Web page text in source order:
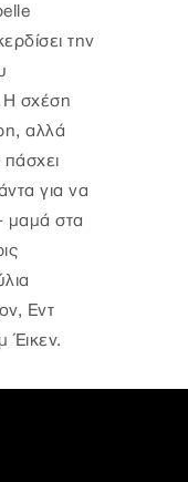
την
Η σχέση
αλλά
για να
μαμά στα
Εντ
Έικεν.